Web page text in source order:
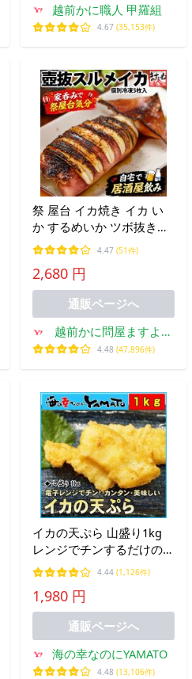
越前かに職人 甲羅組
4.67 (35,153件)
祭 屋台 イカ焼き イカ い
か するめいか ツボ抜き済
みスルメイカ5杯 エラ＆内
臓下処理済み 加熱用 解凍
後の調理カンタン -30℃急
速冷凍 BBQ 夜店 爆買
4.47 (51件)
2,680 円
通販ページへ
越前かに問屋ますよね
ヤフー店
4.48 (47,896件)
イカの天ぷら 山盛り1kg
レンジでチンするだけのカ
ンタン調理 いか 烏賊 テン
プラ 天麩羅 爆買
4.44 (1,126件)
1,980 円
通販ページへ
海の幸なのにYAMATO
4.48 (13,106件)